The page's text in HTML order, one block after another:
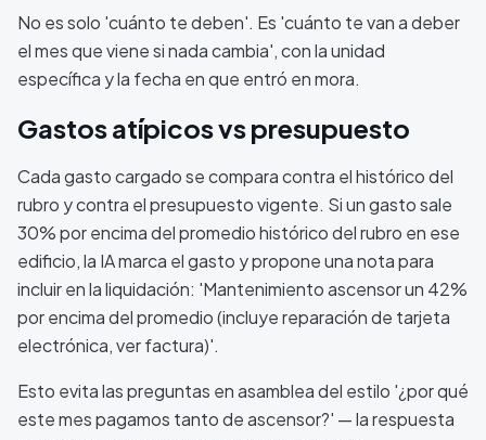
No es solo 'cuánto te deben'. Es 'cuánto te van a deber
el mes que viene si nada cambia', con la unidad
específica y la fecha en que entró en mora.
Gastos atípicos vs presupuesto
Cada gasto cargado se compara contra el histórico del
rubro y contra el presupuesto vigente. Si un gasto sale
30% por encima del promedio histórico del rubro en ese
edificio, la IA marca el gasto y propone una nota para
incluir en la liquidación: 'Mantenimiento ascensor un 42%
por encima del promedio (incluye reparación de tarjeta
electrónica, ver factura)'.
Esto evita las preguntas en asamblea del estilo '¿por qué
este mes pagamos tanto de ascensor?' — la respuesta